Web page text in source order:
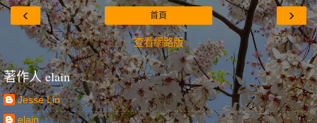
‹ ›
首頁
查看網路版
著作人 elain
Jesse Lin
elain